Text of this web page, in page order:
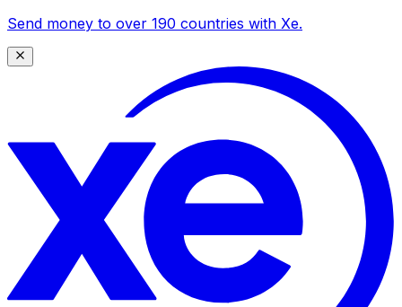
Send money to over 190 countries with Xe.